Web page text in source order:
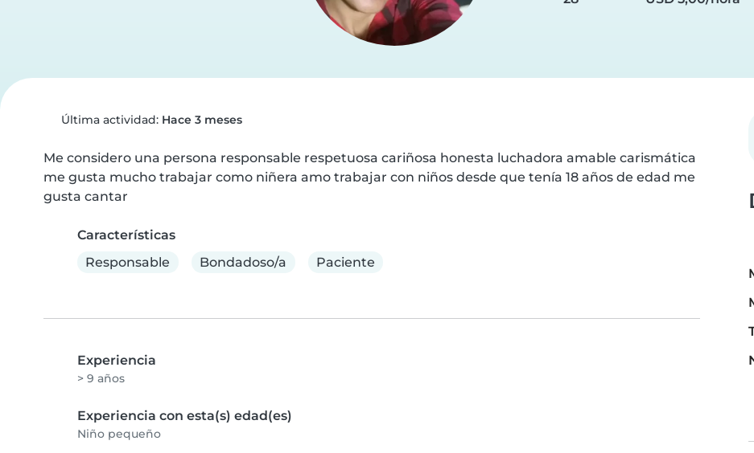
Última actividad: Hace 3 meses
Me considero una persona responsable respetuosa cariñosa honesta luchadora amable carismática
me gusta mucho trabajar como niñera amo trabajar con niños desde que tenía 18 años de edad me
gusta cantar
Características
Responsable
Bondadoso/a Paciente
Experiencia
> 9 años
Experiencia con esta(s) edad(es)
Niño pequeño